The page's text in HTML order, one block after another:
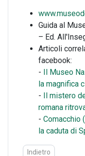
Guida al
– Ed.
Articoli
facebook:
- Il Museo
la magnifica
- Il mistero
romana
- Comacchio
la caduta di
Articolo
Indietro